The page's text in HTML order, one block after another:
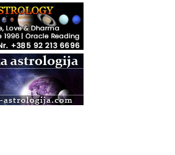
dimenzija Online –
Zagreb i Online